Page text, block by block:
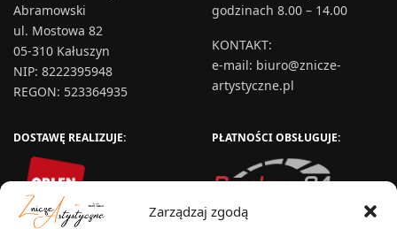
Zarządzaj zgodą
Abramowski
ul. Mostowa 82
05-310 Kałuszyn
NIP: 8222395948
REGON: 523364935
godzinach 8.00 – 14.00
KONTAKT:
e-mail: biuro@znicze-
artystyczne.pl
DOSTAWĘ REALIZUJE: PŁATNOŚCI OBSŁUGUJE: